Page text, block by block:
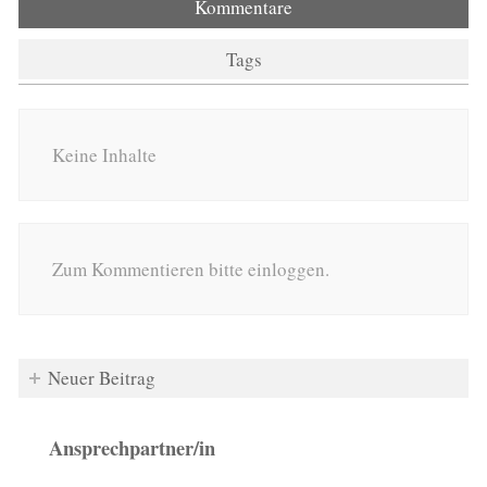
Kommentare
Tags
Keine Inhalte
Zum Kommentieren bitte einloggen.
Neuer Beitrag
Ansprechpartner/in